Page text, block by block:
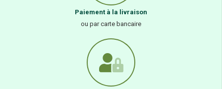
Paiement à la livraison
ou par carte bancaire